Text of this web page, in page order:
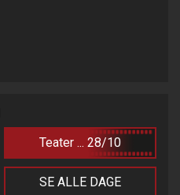
Teater ... 28/10
SE ALLE DAGE